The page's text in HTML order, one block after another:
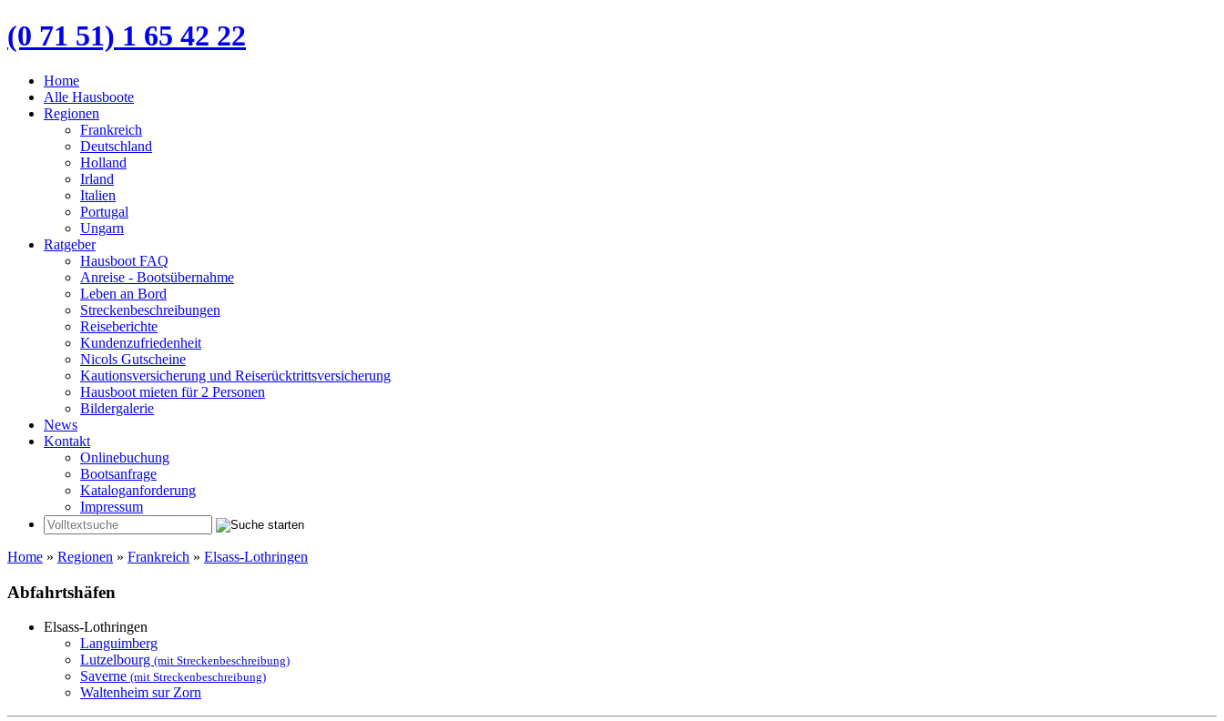
(0 71 51) 1 65 42 22
Home
Alle Hausboote
Regionen
Frankreich
Deutschland
Holland
Irland
Italien
Portugal
Ungarn
Ratgeber
Hausboot FAQ
Anreise - Bootsübernahme
Leben an Bord
Streckenbeschreibungen
Reiseberichte
Kundenzufriedenheit
Nicols Gutscheine
Kautionsversicherung und Reiserücktrittsversicherung
Hausboot mieten für 2 Personen
Bildergalerie
News
Kontakt
Onlinebuchung
Bootsanfrage
Kataloganforderung
Impressum
Home » Regionen » Frankreich » Elsass-Lothringen
Abfahrtshäfen
Elsass-Lothringen
Languimberg
Lutzelbourg (mit Streckenbeschreibung)
Saverne (mit Streckenbeschreibung)
Waltenheim sur Zorn